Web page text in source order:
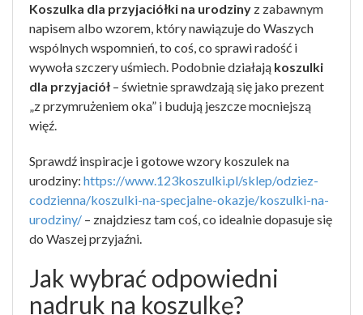
Koszulka dla przyjaciółki na urodziny z zabawnym
napisem albo wzorem, który nawiązuje do Waszych
wspólnych wspomnień, to coś, co sprawi radość i
wywoła szczery uśmiech. Podobnie działają koszulki
dla przyjaciół – świetnie sprawdzają się jako prezent
„z przymrużeniem oka” i budują jeszcze mocniejszą
więź.
Sprawdź inspiracje i gotowe wzory koszulek na
urodziny: https://www.123koszulki.pl/sklep/odziez-
codzienna/koszulki-na-specjalne-okazje/koszulki-na-
urodziny/ – znajdziesz tam coś, co idealnie dopasuje się
do Waszej przyjaźni.
Jak wybrać odpowiedni
nadruk na koszulkę?